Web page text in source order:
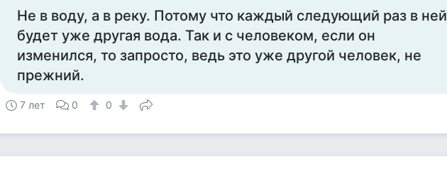
Не в воду, а в реку. Потому что каждый следующий раз в ней
будет уже другая вода. Так и с человеком, если он
изменился, то запросто, ведь это уже другой человек, не
прежний.
7 лет 0 0